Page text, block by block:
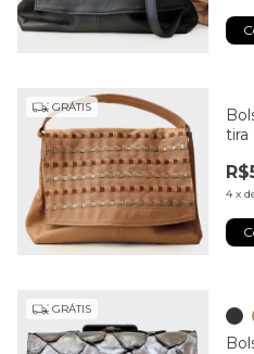
GRÁTIS
tira
4 x
GRÁTIS